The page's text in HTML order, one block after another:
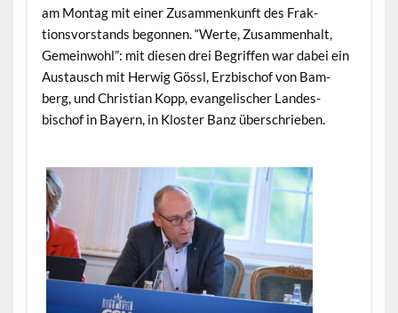
am Mon­tag mit ein­er Zusam­menkun­ft des Frak­
tionsvor­stands begonnen. “Werte, Zusam­men­halt,
Gemein­wohl”: mit diesen drei Begrif­f­en war dabei ein
Aus­tausch mit Her­wig Gössl, Erzbischof von Bam­
berg, und Chris­t­ian Kopp, evan­ge­lis­ch­er Lan­des­
bischof in Bay­ern, in Kloster Banz überschrieben.